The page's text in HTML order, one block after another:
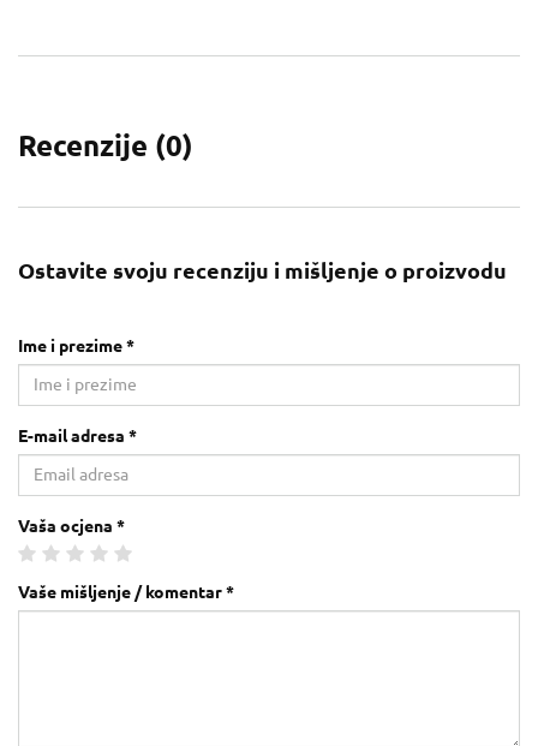
Recenzije (0)
Ostavite svoju recenziju i mišljenje o proizvodu
Ime i prezime *
E-mail adresa *
Vaša ocjena *
Vaše mišljenje / komentar *